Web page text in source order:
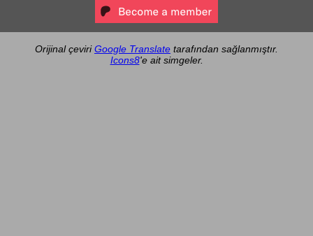
Orijinal çeviriGoogle Translate tarafından sağlanmıştır.
Icons8'e ait simgeler.